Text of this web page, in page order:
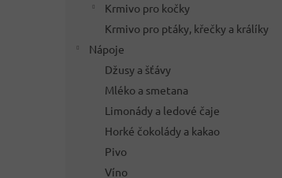
Krmivo pro kočky
Krmivo pro ptáky, křečky a králíky
Nápoje
Džusy a šťávy
Mléko a smetana
Limonády a ledové čaje
Horké čokolády a kakao
Pivo
Víno